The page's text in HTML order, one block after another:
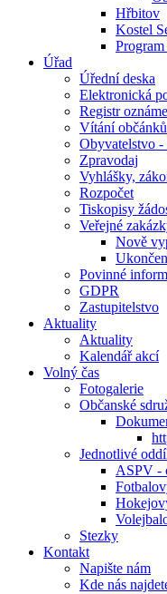
Hřbitov
Kostel
Úřad
Úřední deska
Elektronická
Registr
Vítání občánků
Obyvatelstvo -
Zpravodaj
Vyhlášky,
Rozpočet
Tiskopisy
Veřejné
Nově
Povinné
GDPR
Zastupitelstvo
Aktuality
Aktuality
Kalendář akcí
Volný čas
Fotogalerie
Občanské
Jednotlivé
ASPV -
Stezky
Kontakt
Napište nám
Kde nás